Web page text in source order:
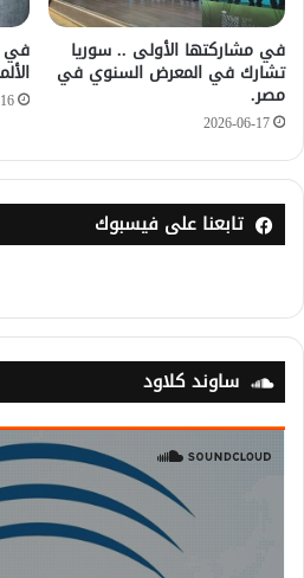
في مشاركتها الأولى .. سوريا
تشارك في المعرض السنوي في
مصر.
2026-06-17
في
تابعنا على فيسبوك
ساوند كلاود